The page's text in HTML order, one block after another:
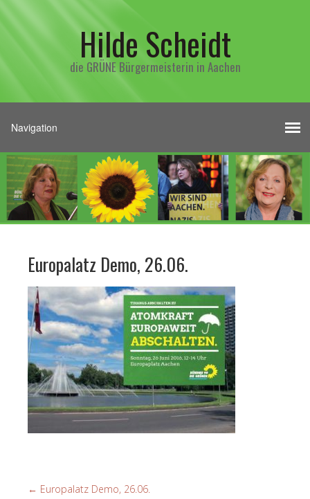
Hilde Scheidt
die GRÜNE Bürgermeisterin in Aachen
Europalatz Demo, 26.06.
← Europalatz Demo, 26.06.